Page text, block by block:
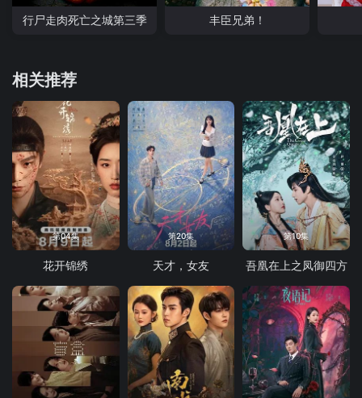
行尸走肉死亡之城第三季 丰臣兄弟！
相关推荐
第04集
花开锦绣
第20集
天才，女友
第10集
吾凰在上之凤御四方